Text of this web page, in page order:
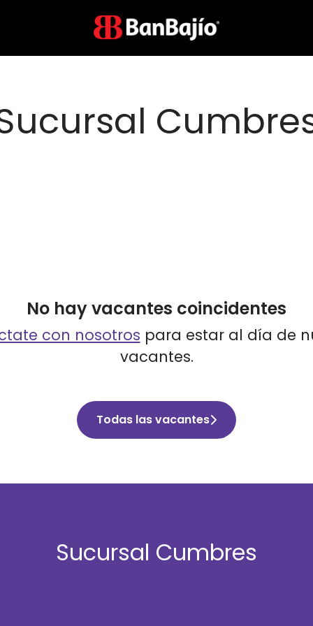
No hay vacantes coincidentes
con nosotros para estar al día de
vacantes.
Todas las vacantes
Sucursal Cumbres